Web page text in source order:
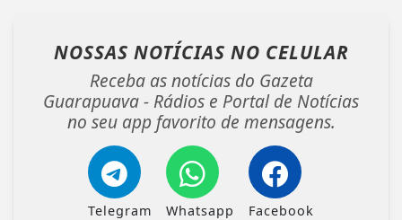
NOSSAS NOTÍCIAS NO CELULAR
Receba as notícias do Gazeta
Guarapuava - Rádios e Portal de Notícias
no seu app favorito de mensagens.
Telegram Whatsapp Facebook